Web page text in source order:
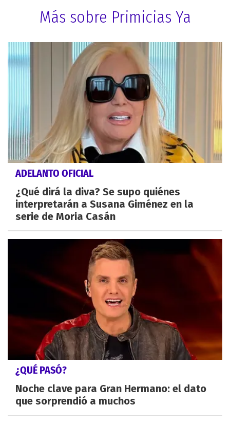
Más sobre Primicias Ya
ADELANTO OFICIAL
¿Qué dirá la diva? Se supo quiénes
interpretarán a Susana Giménez en la
serie de Moria Casán
¿QUÉ PASÓ?
Noche clave para Gran Hermano: el dato
que sorprendió a muchos